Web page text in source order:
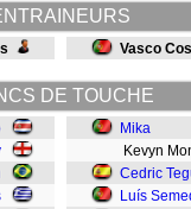
Vasco
DE TOUCHE
Mika
Kevyn
Cedric
Luís